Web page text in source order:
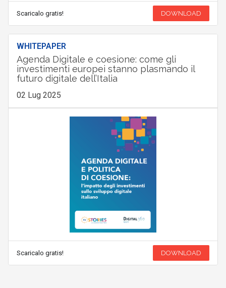
Scaricalo gratis! DOWNLOAD
WHITEPAPER
Agenda Digitale e coesione: come gli
investimenti europei stanno plasmando il
futuro digitale dell’Italia
02 Lug 2025
Scaricalo gratis! DOWNLOAD